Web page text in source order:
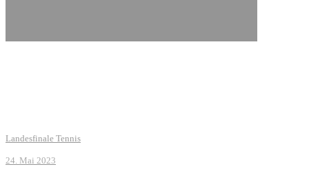
Landesfinale Tennis
24. Mai 2023